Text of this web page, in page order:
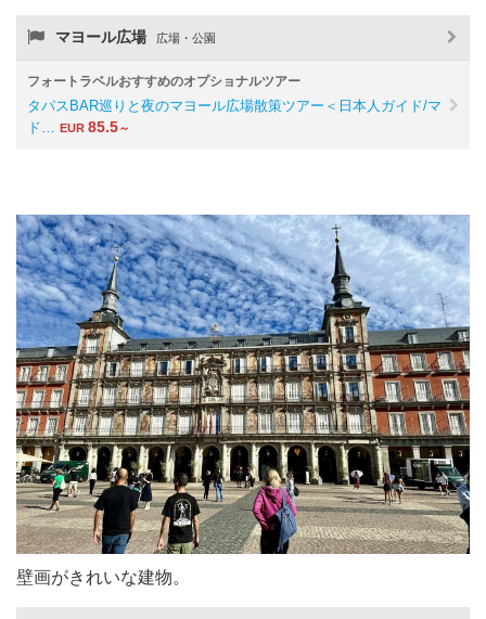
マヨール広場 広場・公園
フォートラベルおすすめのオプショナルツアー
タパスBAR巡りと夜のマヨール広場散策ツアー＜日本人ガイド/マ
ド…
EUR 85.5～
壁画がきれいな建物。